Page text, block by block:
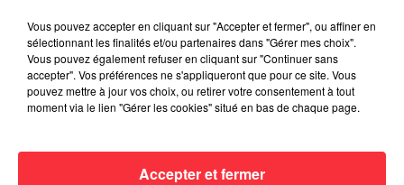
Weezer prépare la sortie de son nouvel
album en dévoilant une...
Vous pouvez accepter en cliquant sur "Accepter et fermer", ou affiner en
sélectionnant les finalités et/ou partenaires dans "Gérer mes choix".
Vous pouvez également refuser en cliquant sur "Continuer sans
accepter". Vos préférences ne s'appliqueront que pour ce site. Vous
pouvez mettre à jour vos choix, ou retirer votre consentement à tout
moment via le lien "Gérer les cookies" situé en bas de chaque page.
Accepter et fermer